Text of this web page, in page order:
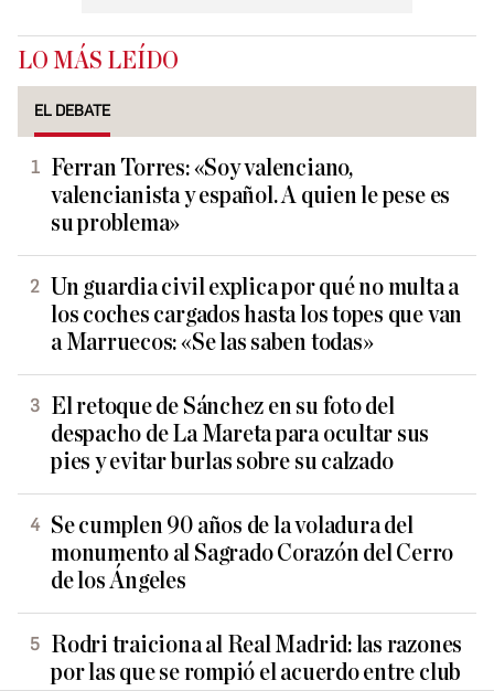
LO MÁS LEÍDO
EL DEBATE
Ferran Torres: «Soy valenciano,
valencianista y español. A quien le pese es
su problema»
Un guardia civil explica por qué no multa a
los coches cargados hasta los topes que van
a Marruecos: «Se las saben todas»
El retoque de Sánchez en su foto del
despacho de La Mareta para ocultar sus
pies y evitar burlas sobre su calzado
Se cumplen 90 años de la voladura del
monumento al Sagrado Corazón del Cerro
de los Ángeles
Rodri traiciona al Real Madrid: las razones
por las que se rompió el acuerdo entre club